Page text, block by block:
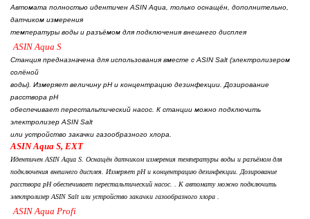
Автомата полностью идентичен ASIN Aqua, только оснащён дополнительно
датчиком измерения
температуры воды и разъёмом для подключения внешнего дисплея
ASIN Aqua S
Станция предназначена для использования вместе с ASIN Salt (электролизером
солёной
воды). Измеряет величинуpHи концентрацию дезинфекции Дозирование
расствора рН
обеспечивает перестальтический насос К станции можно подключить
электролизер ASIN Salt
или устройство закачки газообразного хлора
ASIN Aqua S, EXT
Идентичен ASIN Aqua S. Оснащён датчиком измерения температуры воды и разъёмом для
подключения внешнего дисплея
Измеряет pHи концентрацию дезинфекции Дозирование
расствора рН обеспечивает перестальтический насос. . К автомату можно подключить
электролизер ASIN Salt или устройство закачки газообразного хлора
ASIN Aqua Profi